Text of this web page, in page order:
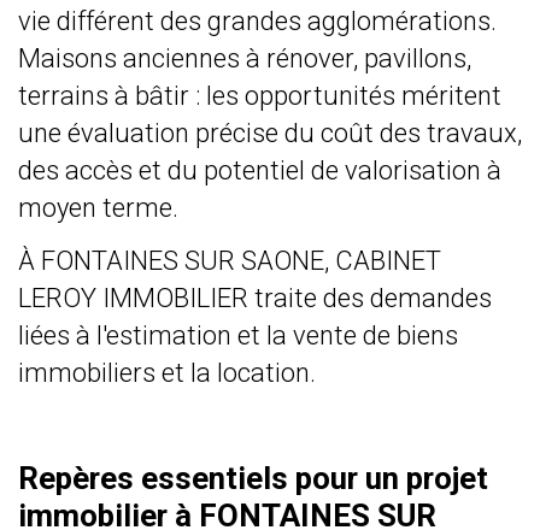
vie différent des grandes agglomérations.
Maisons anciennes à rénover, pavillons,
terrains à bâtir : les opportunités méritent
une évaluation précise du coût des travaux,
des accès et du potentiel de valorisation à
moyen terme.
À FONTAINES SUR SAONE, CABINET
LEROY IMMOBILIER traite des demandes
liées à l'estimation et la vente de biens
immobiliers et la location.
Repères essentiels pour un projet
immobilier à FONTAINES SUR